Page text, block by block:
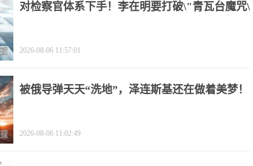
对检察官体系下手！李在明要打破\"青瓦台魔咒\"
2026-08-06 11:57:01
被俄导弹天天“洗地”，泽连斯基还在做着美梦！
2026-08-06 11:02:49